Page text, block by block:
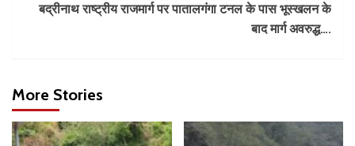
बद्रीनाथ राष्ट्रीय राजमार्ग पर पातालगंगा टनल के पास भूस्खलन के
बाद मार्ग अवरुद्ध….
More Stories